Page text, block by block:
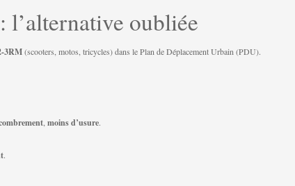
l’alternative oubliée
3RM(scooters, motos, tricycles) dans le Plan de Déplacement Urbain (PDU).
moins d’usure.
.